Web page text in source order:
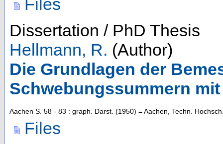
Files
Dissertation / PhD Thesis
Hellmann, R. (Author)
Die Grundlagen der
Schwebungssummern
Aachen S. 58 - 83 : graph. Darst. (1950) = Aachen, Techn.
Files